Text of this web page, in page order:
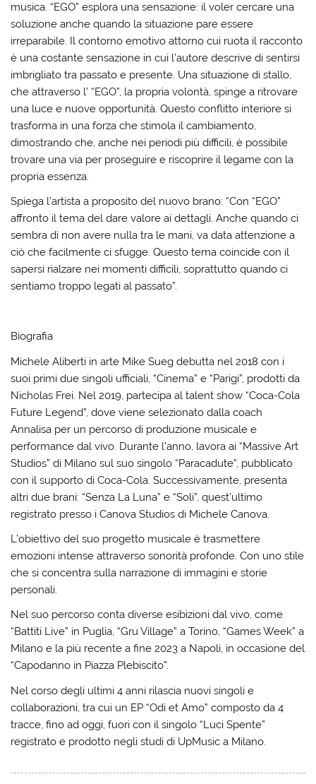
musica. “EGO” esplora una sensazione: il voler cercare una
soluzione anche quando la situazione pare essere
irreparabile. Il contorno emotivo attorno cui ruota il racconto
è una costante sensazione in cui l’autore descrive di sentirsi
imbrigliato tra passato e presente. Una situazione di stallo,
che attraverso l’ “EGO”, la propria volontà, spinge a ritrovare
una luce e nuove opportunità. Questo conflitto interiore si
trasforma in una forza che stimola il cambiamento,
dimostrando che, anche nei periodi più difficili, è possibile
trovare una via per proseguire e riscoprire il legame con la
propria essenza.
Spiega l’artista a proposito del nuovo brano: “Con “EGO”
affronto il tema del dare valore ai dettagli. Anche quando ci
sembra di non avere nulla tra le mani, va data attenzione a
ciò che facilmente ci sfugge. Questo tema coincide con il
sapersi rialzare nei momenti difficili, soprattutto quando ci
sentiamo troppo legati al passato”.
Biografia
Michele Aliberti in arte Mike Sueg debutta nel 2018 con i
suoi primi due singoli ufficiali, “Cinema” e “Parigi”, prodotti da
Nicholas Frei. Nel 2019, partecipa al talent show “Coca-Cola
Future Legend”, dove viene selezionato dalla coach
Annalisa per un percorso di produzione musicale e
performance dal vivo. Durante l’anno, lavora ai “Massive Art
Studios” di Milano sul suo singolo “Paracadute”, pubblicato
con il supporto di Coca-Cola. Successivamente, presenta
altri due brani: “Senza La Luna” e “Soli”, quest’ultimo
registrato presso i Canova Studios di Michele Canova.
L’obiettivo del suo progetto musicale è trasmettere
emozioni intense attraverso sonorità profonde. Con uno stile
che si concentra sulla narrazione di immagini e storie
personali.
Nel suo percorso conta diverse esibizioni dal vivo, come
“Battiti Live” in Puglia, “Gru Village” a Torino, “Games Week” a
Milano e la più recente a fine 2023 a Napoli, in occasione del
“Capodanno in Piazza Plebiscito”.
Nel corso degli ultimi 4 anni rilascia nuovi singoli e
collaborazioni, tra cui un EP “Odi et Amo” composto da 4
tracce, fino ad oggi, fuori con il singolo “Luci Spente”
registrato e prodotto negli studi di UpMusic a Milano.